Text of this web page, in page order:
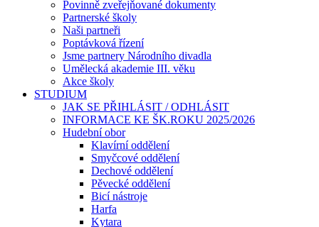
Povinně zveřejňované dokumenty
Partnerské školy
Naši partneři
Poptávková řízení
Jsme partnery Národního divadla
Umělecká akademie III. věku
Akce školy
STUDIUM
JAK SE PŘIHLÁSIT / ODHLÁSIT
INFORMACE KE ŠK.ROKU 2025/2026
Hudební obor
Klavírní oddělení
Smyčcové oddělení
Dechové oddělení
Pěvecké oddělení
Bicí nástroje
Harfa
Kytara